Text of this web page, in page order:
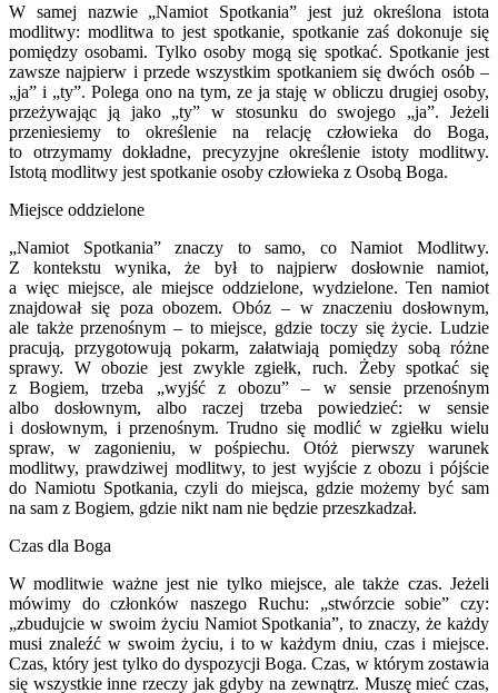
W samej nazwie „Namiot Spotkania” jest już określona istota
modlit­wy: modlitwa to jest spotkanie, spotkanie zaś dokonuje się
pomiędzy oso­bami. Tylko osoby mogą się spotkać. Spotkanie jest
zawsze najpierw i przede wszystkim spotkaniem się dwóch osób –
„ja” i „ty”. Polega ono na tym, ze ja staję w obliczu drugiej osoby,
przeżywając ją jako „ty” w stosunku do swojego „ja”. Jeżeli
przeniesiemy to określenie na relację człowieka do Boga,
to otrzymamy dokładne, precyzyjne określenie istoty modlitwy.
Istotą modlitwy jest spotkanie osoby człowieka z Osobą Boga.
Miejsce oddzielone
„Namiot Spotkania” znaczy to samo, co Namiot Modlitwy.
Z kontek­stu wynika, że był to najpierw dosłownie namiot,
a więc miejsce, ale miejsce oddzielone, wydzielone. Ten namiot
znajdował się poza obozem. Obóz – w znaczeniu dosłownym,
ale także przenośnym – to miejsce, gdzie toczy się życie. Ludzie
pracują, przygotowują pokarm, załatwiają pomiędzy sobą róż­ne
sprawy. W obozie jest zwykle zgiełk, ruch. Żeby spotkać się
z Bogiem, trzeba „wyjść z obozu” – w sensie przenośnym
albo dosłownym, albo ra­czej trzeba powiedzieć: w sensie
i dosłownym, i przenośnym. Trudno się modlić w zgiełku wielu
spraw, w zagonieniu, w pośpiechu. Otóż pierwszy warunek
modlitwy, prawdziwej modlitwy, to jest wyjście z obozu i pójście
do Namiotu Spotkania, czyli do miejsca, gdzie możemy być sam
na sam z Bogiem, gdzie nikt nam nie będzie przeszkadzał.
Czas dla Boga
W modlitwie ważne jest nie tylko miejsce, ale także czas. Jeżeli
mówi­my do członków naszego Ruchu: „stwórzcie sobie” czy:
„zbudujcie w swoim życiu Namiot Spotkania”, to znaczy, że każdy
musi znaleźć w swoim życiu, i to w każdym dniu, czas i miejsce.
Czas, który jest tylko do dyspozycji Boga. Czas, w którym zostawia
się wszystkie inne rzeczy jak gdyby na zewnątrz. Muszę mieć czas,